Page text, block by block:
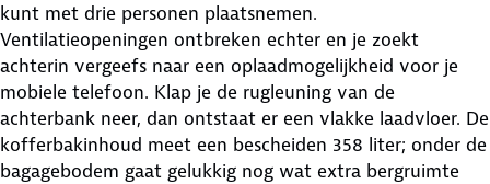
kunt met drie personen plaatsnemen.
Ventilatieopeningen ontbreken echter en je zoekt
achterin vergeefs naar een oplaadmogelijkheid voor je
mobiele telefoon. Klap je de rugleuning van de
achterbank neer, dan ontstaat er een vlakke laadvloer. De
kofferbakinhoud meet een bescheiden 358 liter; onder de
bagagebodem gaat gelukkig nog wat extra bergruimte